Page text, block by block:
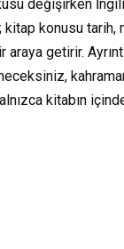
değişirken
konusu tarih,
getirir.
kitabın